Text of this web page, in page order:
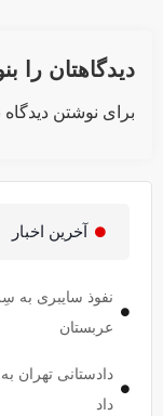
دیدگاهتان را
برای نوشتن دیدگاه
آخرین اخبار
عربستان
دادستانی تهران
داد